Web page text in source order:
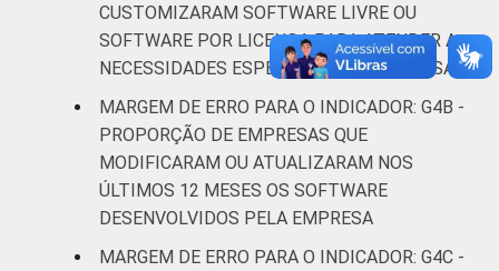
recreação;
Outras
atividades de
* Base: 1678 empresas que declararam usar
computador e que desenvolveram software
CNAE 2.0 (C, F, G, H, I, J, L, M, N, R e S).
CUSTOMIZARAM SOFTWARE LIVRE OU
SOFTWARE POR LICENÇA PARA ATENDER A
NECESSIDADES ESPECÍFICAS DA EMPRESA
MARGEM DE ERRO PARA O INDICADOR: G4B -
PROPORÇÃO DE EMPRESAS QUE
MODIFICARAM OU ATUALIZARAM NOS
ÚLTIMOS 12 MESES OS SOFTWARE
DESENVOLVIDOS PELA EMPRESA
MARGEM DE ERRO PARA O INDICADOR: G4C -